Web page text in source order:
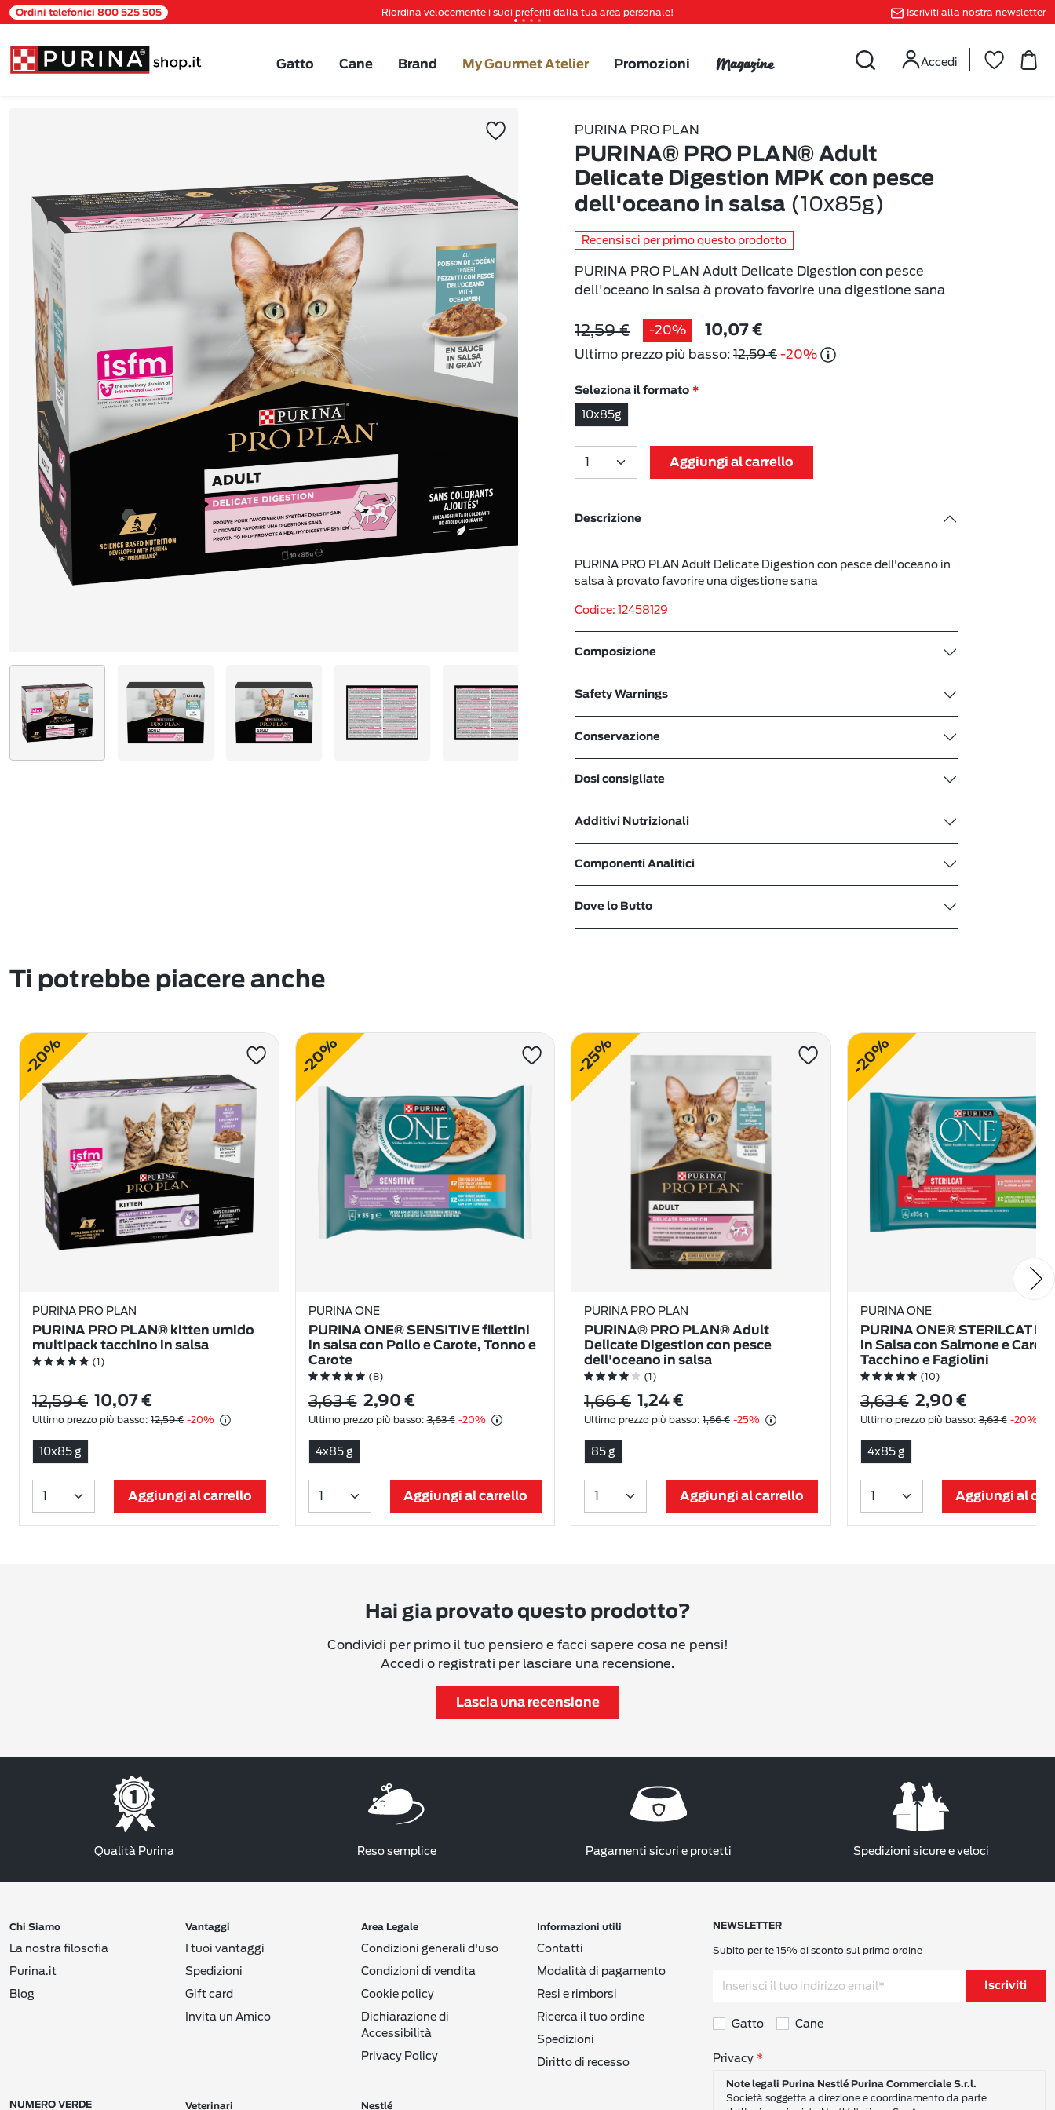
Ordini telefonici 800 525 505
Riordina velocemente i suoi preferiti dalla tua area personale!
Spedizione gratuita a partire da 49 €
Iscriviti alla nostra newsletter
Gatto Cane Brand My Gourmet Atelier Promozioni Magazine Accedi
PURINA PRO PLAN
PURINA® PRO PLAN® Adult
Delicate Digestion MPK con pesce
dell'oceano in salsa (10x85g)
Recensisci per primo questo prodotto
PURINA PRO PLAN Adult Delicate Digestion con pesce
dell'oceano in salsa à provato favorire una digestione sana
12,59 € -20% 10,07 €
Ultimo prezzo più basso: 12,59 € -20%
Seleziona il formato
10x85g
Aggiungi al carrello
Descrizione
PURINA PRO PLAN Adult Delicate Digestion con pesce dell'oceano in
salsa à provato favorire una digestione sana
Codice: 12458129
Composizione
Safety Warnings
Conservazione
Dosi consigliate
Additivi Nutrizionali
Componenti Analitici
Dove lo Butto
Ti potrebbe piacere anche
-20%
PURINA PRO PLAN
PURINA PRO PLAN® kitten umido
multipack tacchino in salsa
(1)
12,59 € 10,07 €
Ultimo prezzo più basso: 12,59 € -20%
10x85 g
Aggiungi al carrello
-20%
PURINA ONE
PURINA ONE® SENSITIVE filettini
in salsa con Pollo e Carote, Tonno e
Carote
(8)
3,63 € 2,90 €
Ultimo prezzo più basso: 3,63 € -20%
4x85 g
Aggiungi al carrello
-25%
PURINA PRO PLAN
PURINA® PRO PLAN® Adult
Delicate Digestion con pesce
dell'oceano in salsa
(1)
1,66 € 1,24 €
Ultimo prezzo più basso: 1,66 € -25%
85 g
Aggiungi al carrello
-20%
PURINA ONE
PURINA ONE® STERILCAT
in Salsa con Salmone e
Tacchino e Fagiolini
(10)
3,63 € 2,90 €
Ultimo prezzo più basso: 3,63 € -20%
4x85 g
Aggiungi al
Hai gia provato questo prodotto?
Condividi per primo il tuo pensiero e facci sapere cosa ne pensi!
Accedi o registrati per lasciare una recensione.
Lascia una recensione
Qualità Purina Reso semplice Pagamenti sicuri e protetti Spedizioni sicure e veloci
NEWSLETTER
Subito per te 15% di sconto sul primo ordine
Iscriviti
Gatto Cane
Consensi sulla privacy
Privacy
Note legali Purina Nestlé Purina Commerciale S.r.l.
Società soggetta a direzione e coordinamento da parte
Chi Siamo
La nostra filosofia
Purina.it
Blog
Vantaggi
I tuoi vantaggi
Spedizioni
Gift card
Invita un Amico
Area Legale
Condizioni generali d'uso
Condizioni di vendita
Cookie policy
Dichiarazione di
Accessibilità
Privacy Policy
Informazioni utili
Contatti
Modalità di pagamento
Resi e rimborsi
Ricerca il tuo ordine
Spedizioni
Diritto di recesso
Veterinari Nestlé
NUMERO VERDE